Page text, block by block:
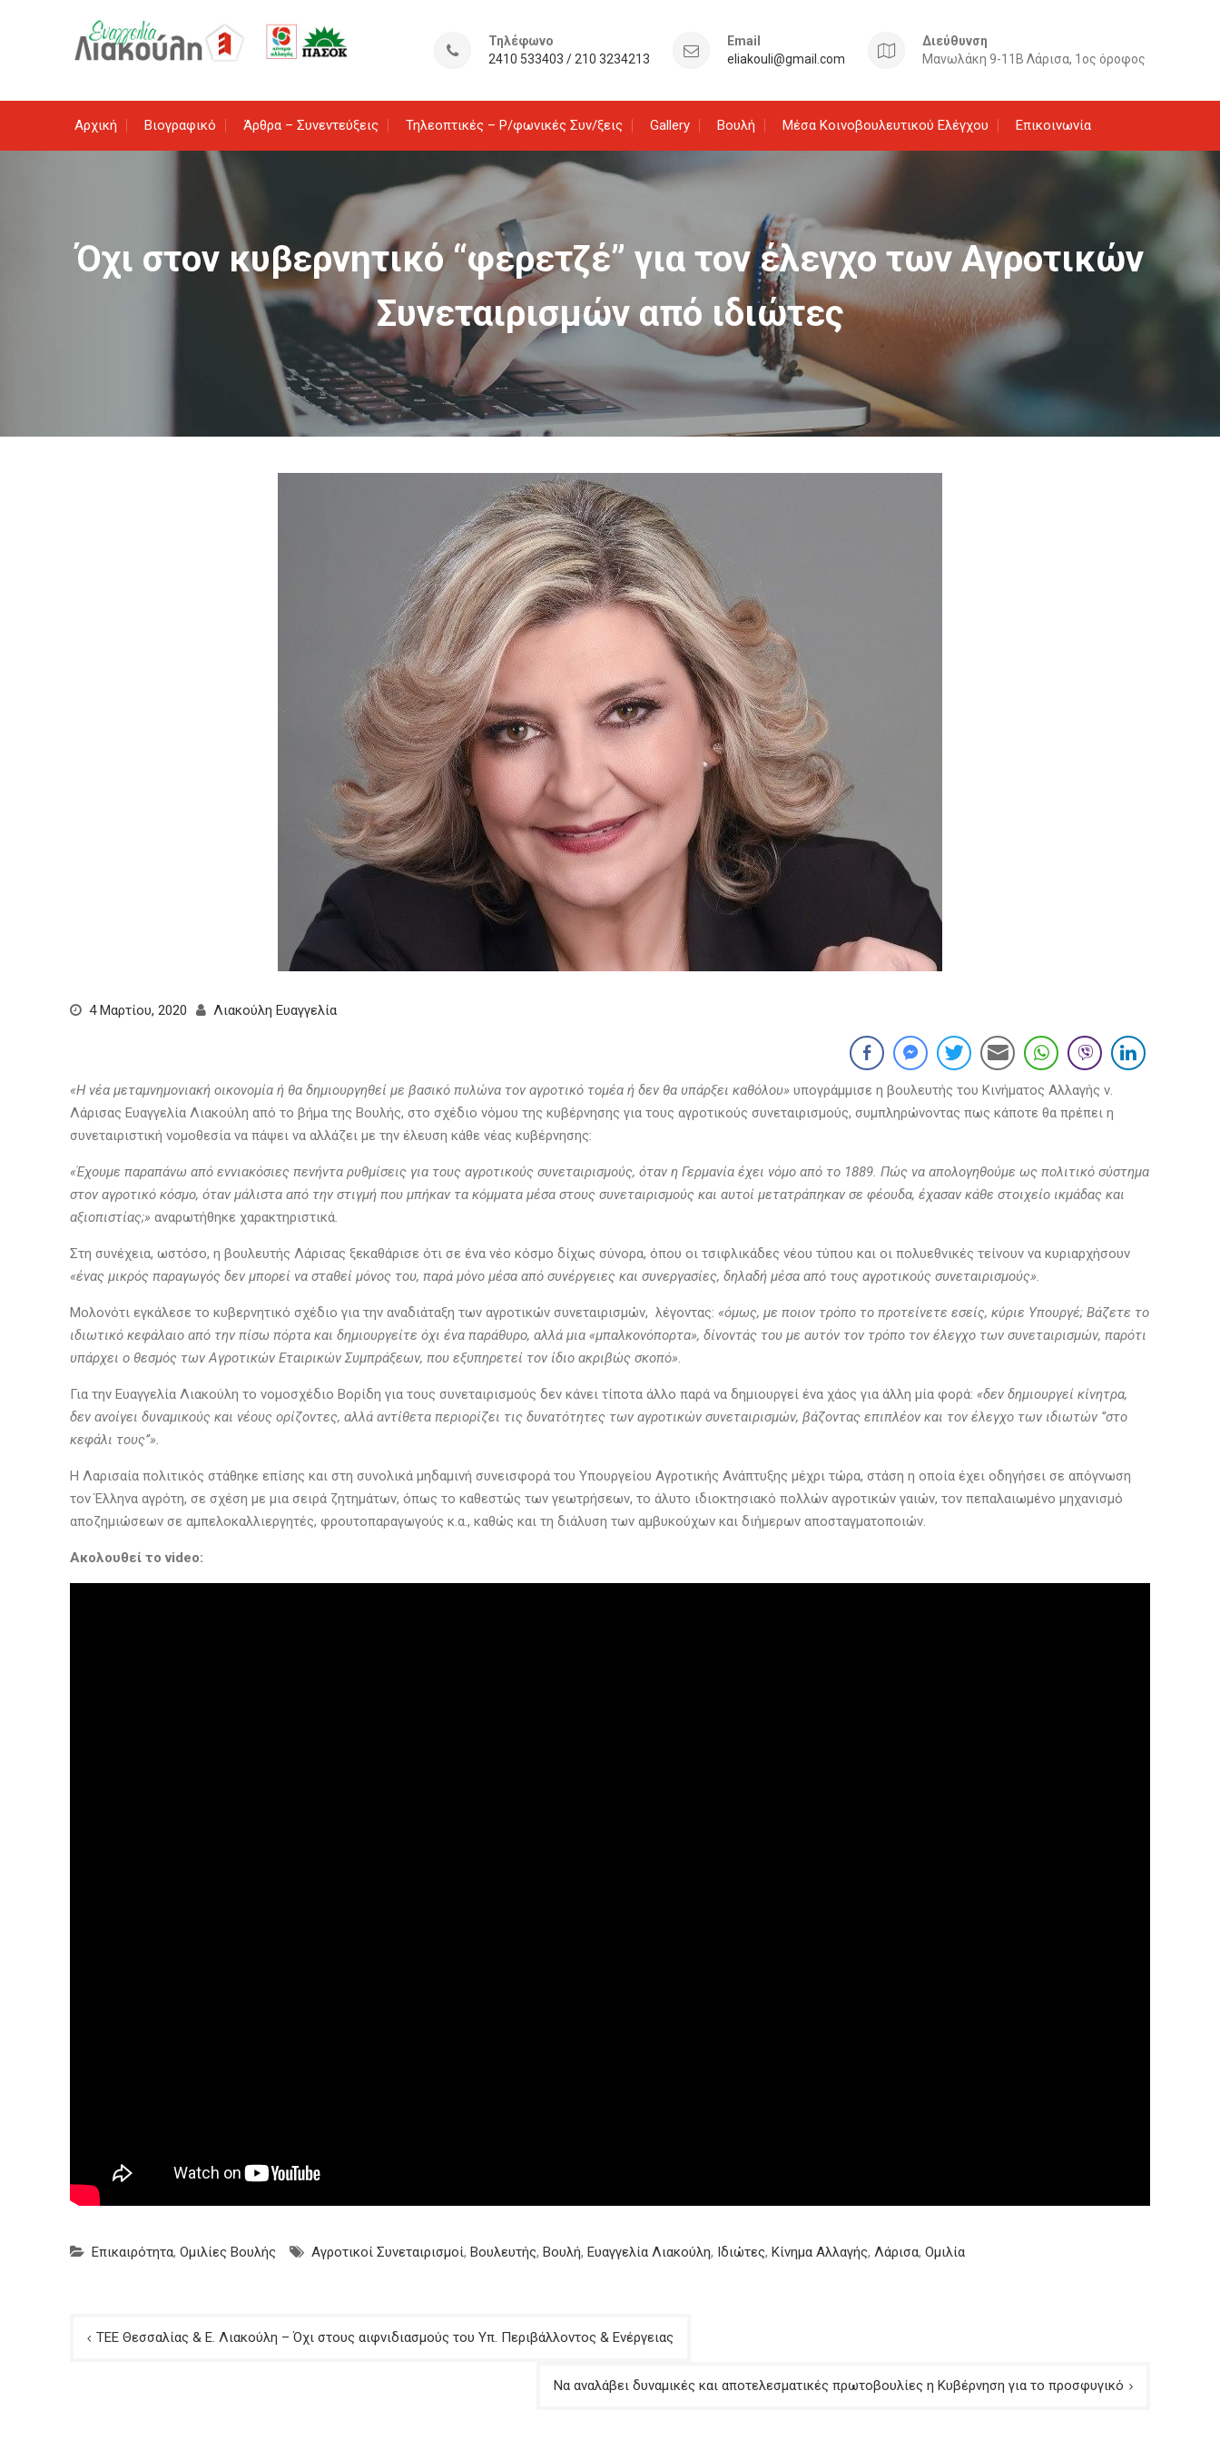
Τηλέφωνο
2410 533403 / 210 3234213
Email
eliakouli@gmail.com
Διεύθυνση
Μανωλάκη 9-11Β Λάρισα, 1ος όροφος
Αρχική Βιογραφικό Άρθρα – Συνεντεύξεις Τηλεοπτικές – Ρ/φωνικές Συν/ξεις Gallery Βουλή Μέσα Κοινοβουλευτικού Ελέγχου Επικοινωνία
Όχι στον κυβερνητικό “φερετζέ” για τον έλεγχο των Αγροτικών
Συνεταιρισμών από ιδιώτες
4 Μαρτίου, 2020 Λιακούλη Ευαγγελία
«Η νέα μεταμνημονιακή οικονομία ή θα δημιουργηθεί με βασικό πυλώνα τον αγροτικό τομέα ή δεν θα υπάρξει καθόλου» υπογράμμισε η βουλευτής του Κινήματος Αλλαγής ν.
Λάρισας Ευαγγελία Λιακούλη από το βήμα της Βουλής, στο σχέδιο νόμου της κυβέρνησης για τους αγροτικούς συνεταιρισμούς, συμπληρώνοντας πως κάποτε θα πρέπει η
συνεταιριστική νομοθεσία να πάψει να αλλάζει με την έλευση κάθε νέας κυβέρνησης:
«Έχουμε παραπάνω από εννιακόσιες πενήντα ρυθμίσεις για τους αγροτικούς συνεταιρισμούς, όταν η Γερμανία έχει νόμο από το 1889. Πώς να απολογηθούμε ως πολιτικό σύστημα
στον αγροτικό κόσμο, όταν μάλιστα από την στιγμή που μπήκαν τα κόμματα μέσα στους συνεταιρισμούς και αυτοί μετατράπηκαν σε φέουδα, έχασαν κάθε στοιχείο ικμάδας και
αξιοπιστίας;» αναρωτήθηκε χαρακτηριστικά.
Στη συνέχεια, ωστόσο, η βουλευτής Λάρισας ξεκαθάρισε ότι σε ένα νέο κόσμο δίχως σύνορα, όπου οι τσιφλικάδες νέου τύπου και οι πολυεθνικές τείνουν να κυριαρχήσουν
«ένας μικρός παραγωγός δεν μπορεί να σταθεί μόνος του, παρά μόνο μέσα από συνέργειες και συνεργασίες, δηλαδή μέσα από τους αγροτικούς συνεταιρισμούς».
Μολονότι εγκάλεσε το κυβερνητικό σχέδιο για την αναδιάταξη των αγροτικών συνεταιρισμών, λέγοντας: «όμως, με ποιον τρόπο το προτείνετε εσείς, κύριε Υπουργέ; Βάζετε το
ιδιωτικό κεφάλαιο από την πίσω πόρτα και δημιουργείτε όχι ένα παράθυρο, αλλά μια «μπαλκονόπορτα», δίνοντάς του με αυτόν τον τρόπο τον έλεγχο των συνεταιρισμών, παρότι
υπάρχει ο θεσμός των Αγροτικών Εταιρικών Συμπράξεων, που εξυπηρετεί τον ίδιο ακριβώς σκοπό».
Για την Ευαγγελία Λιακούλη το νομοσχέδιο Βορίδη για τους συνεταιρισμούς δεν κάνει τίποτα άλλο παρά να δημιουργεί ένα χάος για άλλη μία φορά: «δεν δημιουργεί κίνητρα,
δεν ανοίγει δυναμικούς και νέους ορίζοντες, αλλά αντίθετα περιορίζει τις δυνατότητες των αγροτικών συνεταιρισμών, βάζοντας επιπλέον και τον έλεγχο των ιδιωτών ‘’στο
κεφάλι τους’’».
Η Λαρισαία πολιτικός στάθηκε επίσης και στη συνολικά μηδαμινή συνεισφορά του Υπουργείου Αγροτικής Ανάπτυξης μέχρι τώρα, στάση η οποία έχει οδηγήσει σε απόγνωση
τον Έλληνα αγρότη, σε σχέση με μια σειρά ζητημάτων, όπως το καθεστώς των γεωτρήσεων, το άλυτο ιδιοκτησιακό πολλών αγροτικών γαιών, τον πεπαλαιωμένο μηχανισμό
αποζημιώσεων σε αμπελοκαλλιεργητές, φρουτοπαραγωγούς κ.α., καθώς και τη διάλυση των αμβυκούχων και διήμερων αποσταγματοποιών.
Ακολουθεί τοvideo:
Επικαιρότητα, Ομιλίες Βουλής Αγροτικοί Συνεταιρισμοί, Βουλευτής, Βουλή, Ευαγγελία Λιακούλη, Ιδιώτες, Κίνημα Αλλαγής, Λάρισα, Ομιλία
Πλοήγηση
ΤΕΕ Θεσσαλίας & Ε. Λιακούλη – Όχι στους αιφνιδιασμούς του Υπ. Περιβάλλοντος & Ενέργειας
Να αναλάβει δυναμικές και αποτελεσματικές πρωτοβουλίες η Κυβέρνηση για το προσφυγικό